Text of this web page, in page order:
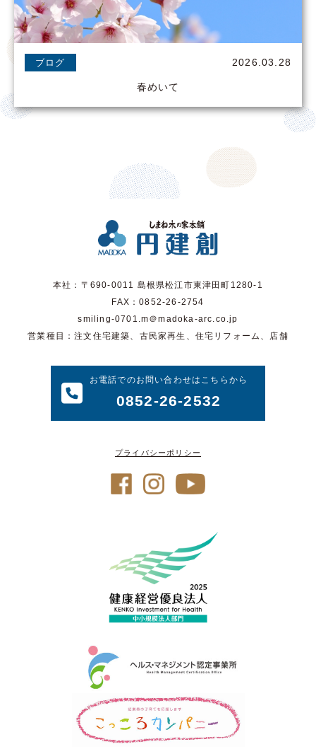
ブログ 2026.03.28
春めいて
本社：〒690-0011 島根県松江市東津田町1280-1
FAX：0852-26-2754
smiling-0701.m＠madoka-arc.co.jp
営業種目：注文住宅建築、古民家再生、住宅リフォーム、店舗
お電話でのお問い合わせはこちらから
0852-26-2532
プライバシーポリシー